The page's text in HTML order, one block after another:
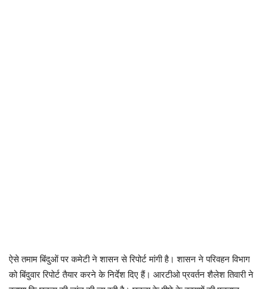
ऐसे तमाम बिंदुओं पर कमेटी ने शासन से रिपोर्ट मांगी है। शासन ने परिवहन विभाग
को बिंदुवार रिपोर्ट तैयार करने के निर्देश दिए हैं। आरटीओ प्रवर्तन शैलेश तिवारी ने